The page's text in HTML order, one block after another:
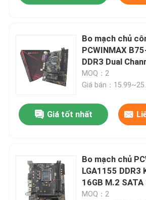
Video
Tham quan nhà máy
Kiểm soát chất lượng
Liên hệ chúng tôi
Bo mạch chủ
PCWINMAX
DDR3 Dual
SATA 3.0
bản cho PC
MOQ：2
Giá bán：
Giá tốt nhất
Bo mạch chủ
LGA1155 DDR3
16GB M.2
Cổng HD VGA
MOQ：2